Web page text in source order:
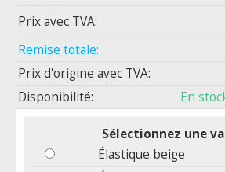
Prix ​​avec TVA:
Remise totale:
Prix d'origine avec TVA:
Disponibilité:
En
Sélectionnez une
Élastique beige